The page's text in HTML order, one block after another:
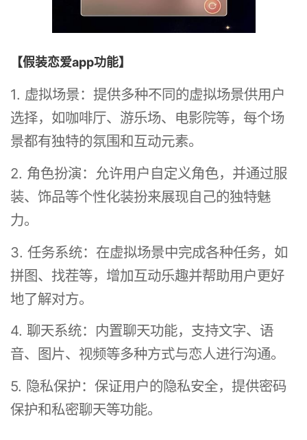
【假装恋爱app功能】
1. 虚拟场景：提供多种不同的虚拟场景供用户
选择，如咖啡厅、游乐场、电影院等，每个场
景都有独特的氛围和互动元素。
2. 角色扮演：允许用户自定义角色，并通过服
装、饰品等个性化装扮来展现自己的独特魅
力。
3. 任务系统：在虚拟场景中完成各种任务，如
拼图、找茬等，增加互动乐趣并帮助用户更好
地了解对方。
4. 聊天系统：内置聊天功能，支持文字、语
音、图片、视频等多种方式与恋人进行沟通。
5. 隐私保护：保证用户的隐私安全，提供密码
保护和私密聊天等功能。